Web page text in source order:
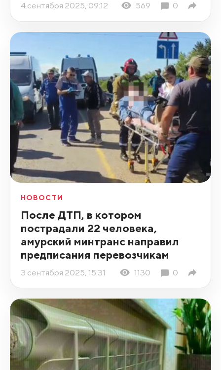
4 сентября 2025, 09:12 569 0
НОВОСТИ
После ДТП, в котором
пострадали 22 человека,
амурский минтранс направил
предписания перевозчикам
3 сентября 2025, 15:31 1130 0